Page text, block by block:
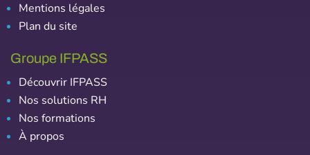
Mentions légales
Plan du site
Groupe IFPASS
Découvrir IFPASS
Nos solutions RH
Nos formations
À propos